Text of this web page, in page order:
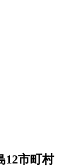
12市町村